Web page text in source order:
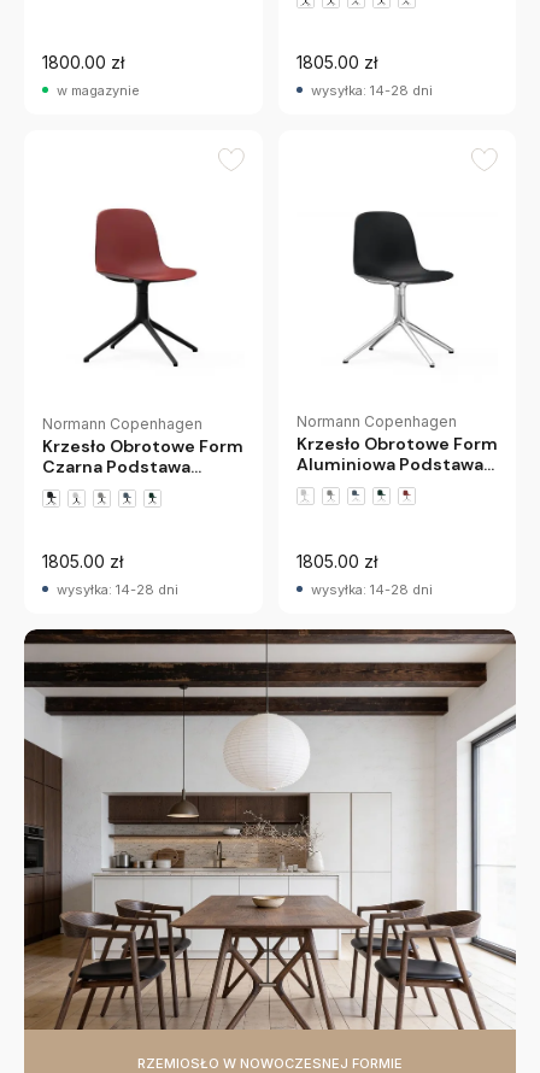
1800.00 zł
w magazynie
1805.00 zł
wysyłka: 14-28 dni
Normann Copenhagen
Krzesło Obrotowe Form
Czarna Podstawa
Czerwone Normann
Copenhagen
1805.00 zł
wysyłka: 14-28 dni
RZEMIOSŁO W NOWOCZESNEJ FORMIE
Normann Copenhagen
Krzesło Obrotowe Form
Aluminiowa Podstawa
Czarne Normann
Copenhagen
1805.00 zł
wysyłka: 14-28 dni